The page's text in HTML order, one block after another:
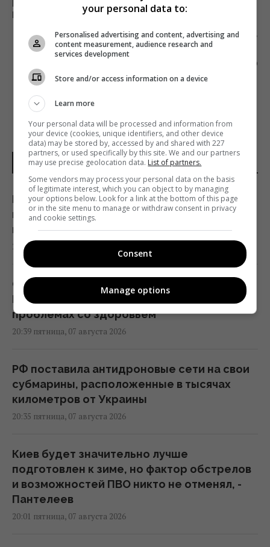
НАГУЛЯЛСЯ: ДЖАСТИН БИБЕР СДЕЛАЛ
ПРЕДЛОЖЕНИЕ ДОЧЕРИ СТИВЕНА БОЛДУИНА
Следующий пост
ЖИТЕЛИ ГОЛОСЕЕВО ВЫСТУПИЛИ ПРОТИВ
ПРОВЕДЕНИЯ ФЕСТИВАЛЯ ATLAS WEEKEND
НОВОСТИ УКРАИНЫ
В результате атаки РФ был уничтожен
крупнейший склад средств
индивидуальной защиты
21:32 пятница, 07 августа 2026
Суд продлил содержание под стражей
Коломойского, защита заявила о
проблемах со здоровьем
20:39 пятница, 07 августа 2026
РФ поставила антидроновые сети на свои
субмарины, расположенные в тысячах
километров от Украины
20:35 пятница, 07 августа 2026
Киев будет значительно лучше
подготовлен к зиме, но фактор обстрелов
и возможностей ПВО никто не отменял, -
Пантелеев
20:01 пятница, 07 августа 2026
your personal data to:
Personalised advertising and content, advertising and
content measurement, audience research and
services development
Store and/or access information on a device
Learn more
Your personal data will be processed and information from
your device (cookies, unique identifiers, and other device
data) may be stored by, accessed by and shared with 227
partners, or used specifically by this site. We and our partners
may use precise geolocation data. List of partners.
Some vendors may process your personal data on the basis
of legitimate interest, which you can object to by managing
your options below. Look for a link at the bottom of this page
or in the site menu to manage or withdraw consent in privacy
and cookie settings.
Consent
Manage options